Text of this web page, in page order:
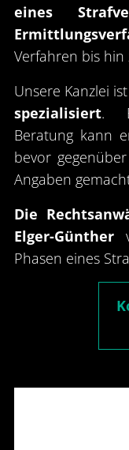
eines
Verfahren bis hin
Unsere Kanzlei ist
spezialisiert.
Beratung kann
bevor
Angaben
Die
Elger-Günther
Phasen eines